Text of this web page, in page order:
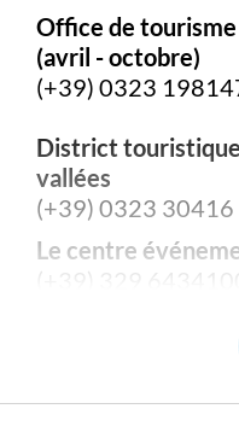
Office de
(avril - octobre)
(+39) 0323
District
vallées
(+39) 0323 30416
Le centre
(+39) 329 6434100
(+39) 0323